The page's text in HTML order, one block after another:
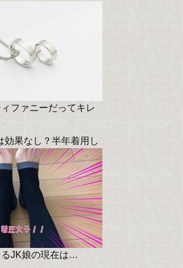
ファニーだってキレ
効果なし？半年着用し
JK娘の現在は…